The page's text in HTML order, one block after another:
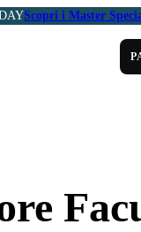
Scopri i Master